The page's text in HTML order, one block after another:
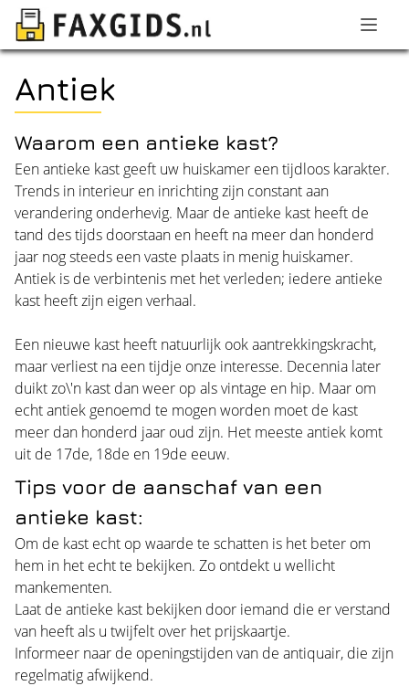
Antiek
Waarom een antieke kast?
Een antieke kast geeft uw huiskamer een tijdloos karakter.
Trends in interieur en inrichting zijn constant aan
verandering onderhevig. Maar de antieke kast heeft de
tand des tijds doorstaan en heeft na meer dan honderd
jaar nog steeds een vaste plaats in menig huiskamer.
Antiek is de verbintenis met het verleden; iedere antieke
kast heeft zijn eigen verhaal.
Een nieuwe kast heeft natuurlijk ook aantrekkingskracht,
maar verliest na een tijdje onze interesse. Decennia later
duikt zo\'n kast dan weer op als vintage en hip. Maar om
echt antiek genoemd te mogen worden moet de kast
meer dan honderd jaar oud zijn. Het meeste antiek komt
uit de 17de, 18de en 19de eeuw.
Tips voor de aanschaf van een
antieke kast:
Om de kast echt op waarde te schatten is het beter om
hem in het echt te bekijken. Zo ontdekt u wellicht
mankementen.
Laat de antieke kast bekijken door iemand die er verstand
van heeft als u twijfelt over het prijskaartje.
Informeer naar de openingstijden van de antiquair, die zijn
regelmatig afwijkend.